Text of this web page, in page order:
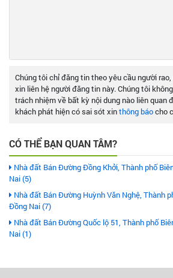
Chúng tôi chỉ đăng tin theo yêu cầu người
xin liên hệ người đăng tin này. Chúng tôi
trách nhiệm về bất kỳ nội dung nào liên quan
khách phát hiện có sai sót xinthông báocho
CÓ THỂ BẠN QUAN TÂM?
Nhà đất Bán Đường Đồng Khởi, Thành phố
Nai (5)
Nhà đất Bán Đường Huỳnh Văn Nghệ, Thành
Đồng Nai (7)
Nhà đất Bán Đường Quốc lộ 51, Thành phố
Nai (1)